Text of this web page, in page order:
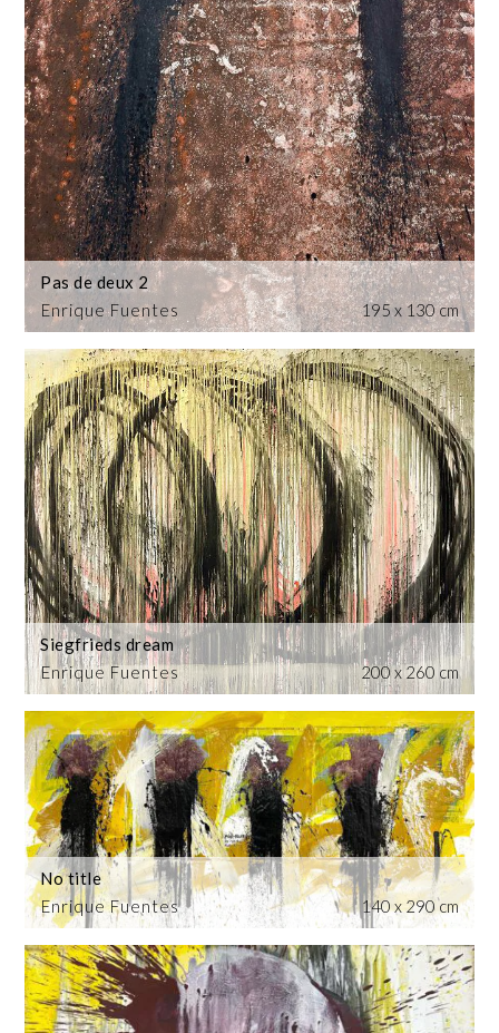
Enrique Fuentes
Pas de deux 2
195 x 130 cm
Enrique Fuentes
Siegfrieds dream
200 x 260 cm
Enrique Fuentes
No title
140 x 290 cm